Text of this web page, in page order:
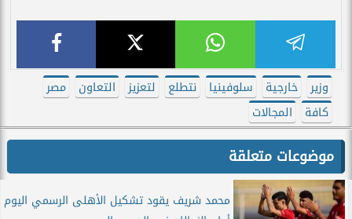
وزير خارجية سلوفينيا نتطلع لتعزيز التعاون
مصر
كافة
المجالات
موضوعات متعلقة
محمد شريف يقود تشكيل الأهلى الرسمي اليوم